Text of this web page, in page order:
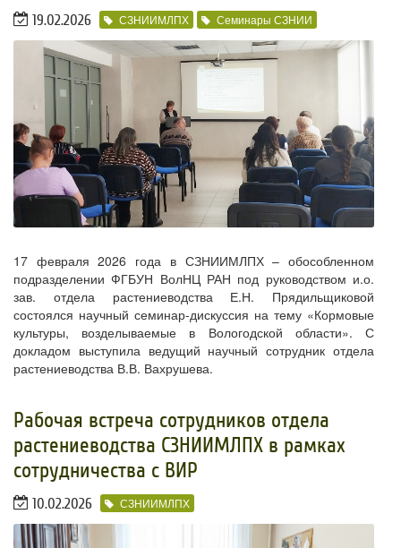
19.02.2026 СЗНИИМЛПХ Семинары СЗНИИ
17 февраля 2026 года в СЗНИИМЛПХ – обособленном
подразделении ФГБУН ВолНЦ РАН под руководством и.о.
зав. отдела растениеводства Е.Н. Прядильщиковой
состоялся научный семинар-дискуссия на тему «Кормовые
культуры, возделываемые в Вологодской области». С
докладом выступила ведущий научный сотрудник отдела
растениеводства В.В. Вахрушева.
​Рабочая встреча сотрудников отдела
растениеводства СЗНИИМЛПХ в рамках
сотрудничества с ВИР
10.02.2026 СЗНИИМЛПХ